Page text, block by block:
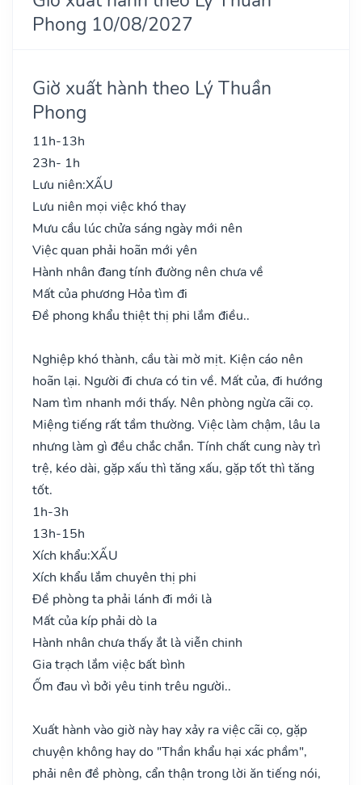
Phong 10/08/2027
Giờ xuất hành theo Lý Thuần
Phong
11h-13h
23h- 1h
Lưu niên:XẤU
Lưu niên mọi việc khó thay
Mưu cầu lúc chửa sáng ngày mới nên
Việc quan phải hoãn mới yên
Hành nhân đang tính đường nên chưa về
Mất của phương Hỏa tìm đi
Đề phong khẩu thiệt thị phi lắm điều..
Nghiệp khó thành, cầu tài mờ mịt. Kiện cáo nên
hoãn lại. Người đi chưa có tin về. Mất của, đi hướng
Nam tìm nhanh mới thấy. Nên phòng ngừa cãi cọ.
Miệng tiếng rất tầm thường. Việc làm chậm, lâu la
nhưng làm gì đều chắc chắn. Tính chất cung này trì
trệ, kéo dài, gặp xấu thì tăng xấu, gặp tốt thì tăng
tốt.
1h-3h
13h-15h
Xích khẩu:XẤU
Xích khẩu lắm chuyên thị phi
Đề phòng ta phải lánh đi mới là
Mất của kíp phải dò la
Hành nhân chưa thấy ắt là viễn chinh
Gia trạch lắm việc bất bình
Ốm đau vì bởi yêu tinh trêu người..
Xuất hành vào giờ này hay xảy ra việc cãi cọ, gặp
chuyện không hay do "Thần khẩu hại xác phầm",
phải nên đề phòng, cẩn thận trong lời ăn tiếng nói,